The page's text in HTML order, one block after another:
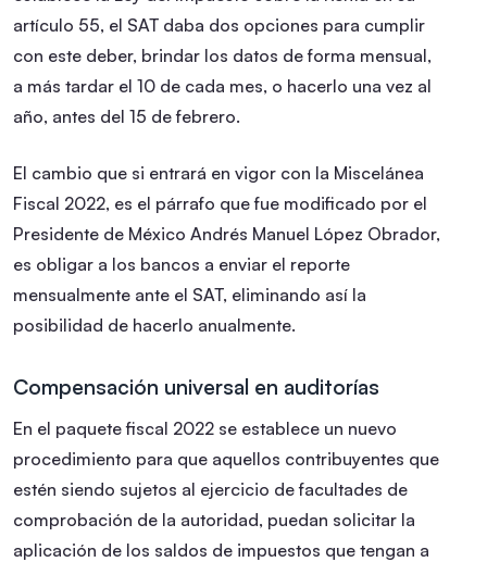
artículo 55, el SAT daba dos opciones para cumplir
con este deber, brindar los datos de forma mensual,
a más tardar el 10 de cada mes, o hacerlo una vez al
año, antes del 15 de febrero.
El cambio que si entrará en vigor con la Miscelánea
Fiscal 2022, es el párrafo que fue modificado por el
Presidente de México Andrés Manuel López Obrador,
es obligar a los bancos a enviar el reporte
mensualmente ante el SAT, eliminando así la
posibilidad de hacerlo anualmente.
Compensación universal en auditorías
En el paquete fiscal 2022 se establece un nuevo
procedimiento para que aquellos contribuyentes que
estén siendo sujetos al ejercicio de facultades de
comprobación de la autoridad, puedan solicitar la
aplicación de los saldos de impuestos que tengan a